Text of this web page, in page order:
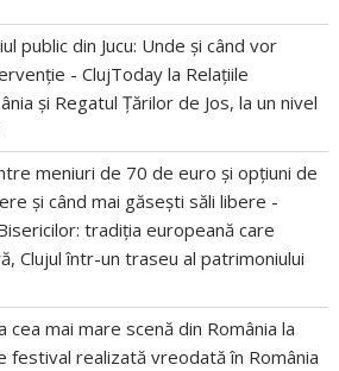
public din Jucu: Unde și când vor
- ClujToday la Relațiile
și Regatul Țărilor de Jos, la un nivel
meniuri de 70 de euro și opțiuni de
și când mai găsești săli libere -
tradiția europeană care
Clujul într-un traseu al patrimoniului
cea mai mare scenă din România la
festival realizată vreodată în România